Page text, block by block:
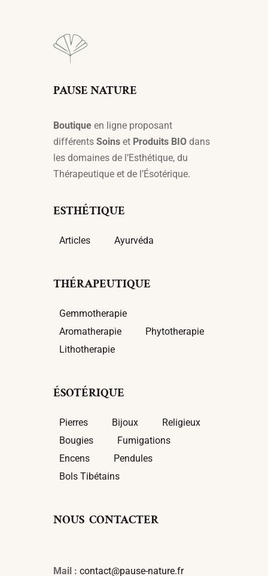
PAUSE NATURE
Boutique en ligne proposant
différents Soins et Produits BIO dans
les domaines de l’Esthétique, du
Thérapeutique et de l’Ésotérique.
ESTHÉTIQUE
Articles Ayurvéda
THÉRAPEUTIQUE
Gemmotherapie
Aromatherapie
Phytotherapie
Lithotherapie
ÉSOTÉRIQUE
Pierres Bijoux
Religieux
Bougies
Fumigations
Encens
Pendules
Bols Tibétains
NOUS CONTACTER
Mail : contact@pause-nature.fr